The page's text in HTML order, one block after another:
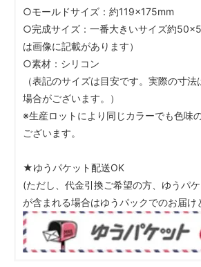
○モールドサイズ：約119×175mm
○完成サイズ：一番大きいサイズ約
は画像に記載があります）
○素材：シリコン
（表記のサイズは目安です。実際の寸
場合がございます。）
※生産ロットにより同じカラーでも色味
ございます。
★ゆうパケット配送OK
(ただし、代金引換ご希望の方、ゆうパ
が含まれる場合はゆうパックでのお届け